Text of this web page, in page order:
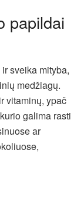
papildai
sveika mityba,
medžiagų.
vitaminų, ypač
galima rasti
ar